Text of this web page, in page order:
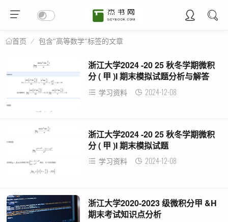
首页 包含"高等数学"标签的文章
浙江大学2024 -20 25 秋冬学期微积
分 ( 甲 )I 期末模拟试题分析与解答
学习资料 2024-12-08
浙江大学2024 -20 25 秋冬学期微积
分 ( 甲 )I 期末模拟试题
学习资料 2024-12-08
浙江大学2020-2023 级微积分甲 &H
期末考试知识点分析